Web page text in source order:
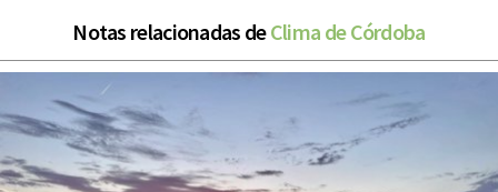
Notas relacionadas deClima de Córdoba